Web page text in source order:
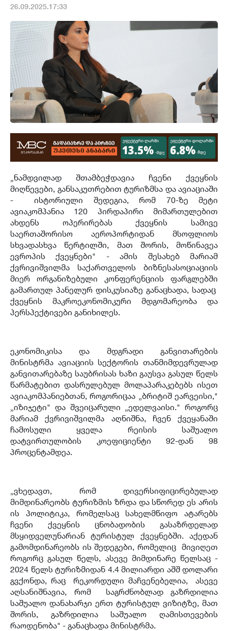
26.09.2025.17:33
„ნამდვილად შთამბეჭდავია ჩვენი ქვეყნის
მიღწევები, განსაკუთრებით ტურიზმსა და ავიაციაში
- ისტორიული შედეგია, რომ 70-ზე მეტი
ავიაკომპანია 120 პირდაპირი მიმართულებით
ახდენს ოპერირებას ქვეყნის სამივე
საერთაშორისო აეროპორტიდან მსოფლიოს
სხვადასხვა წერტილში, მათ შორის, მოწინავეა
ევროპის ქვეყნები" - ამის შესახებ მარიამ
ქვრივიშვილმა საქართველოს ბიზნესასოციაციის
მიერ ორგანიზებული კონფერენციის ფარგლებში
გამართულ პანელურ დისკუსიაზე განაცხადა, სადაც
ქვეყნის მაკროეკონომიკური მდგომარეობა და
პერსპექტივები განიხილეს.
ეკონომიკისა და მდგრადი განვითარების
მინისტრმა ავიაციის სექტორის თანმიმდევრულად
განვითარებაზე საუბრისას ხაზი გაუსვა გასულ წელს
წარმატებით დასრულებულ მოლაპარაკებებს ისეთ
ავიაკომპანიებთან, როგორიცაა „ბრიტიშ ეარვეისი,"
„იზიჯეტი" და შვეიცარული „ედელვაისი." როგორც
მარიამ ქვრივიშვილმა აღნიშნა, ჩვენ ქვეყანაში
ჩამოსული ყველა რეისის საშუალო
დატვირთულობის კოეფიციენტი 92-დან 98
პროცენტამდეა.
„ვხედავთ, რომ დივერსიფიცირებულად
მიმდინარეობს ტურიზმის ზრდა და სწორედ ეს არის
ის პოლიტიკა, რომელსაც სახელმწიფო ატარებს
ჩვენი ქვეყნის ცნობადობის გასაზრდელად
მსყიდველუნარიან ტურისტულ ქვეყნებში. აქედან
გამომდინარეობს ის შედეგები, რომელიც მივიღეთ
როგორც გასულ წელს, ასევე მიმდინარე წელსაც -
2024 წელს ტურიზმიდან 4.4 მილიარდი აშშ დოლარი
გვქონდა, რაც რეკორდული მაჩვენებელია, ასევე
აღსანიშნავია, რომ საგრძნობლად გაზრდილია
საშუალო დანახარჯი ერთ ტურისტულ ვიზიტზე, მათ
შორის, გაზრდილია საშუალო ღამისთევების
რაოდენობა" - განაცხადა მინისტრმა.